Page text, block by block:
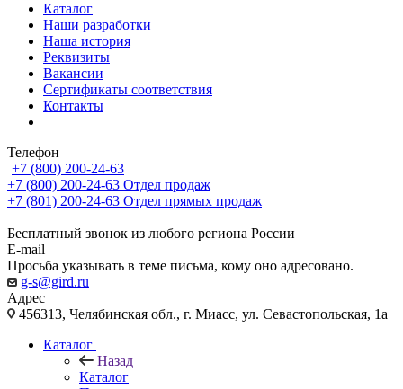
Каталог
Наши разработки
Наша история
Реквизиты
Вакансии
Сертификаты соответствия
Контакты
Телефон
+7 (800) 200-24-63
+7 (800) 200-24-63 Отдел продаж
+7 (801) 200-24-63 Отдел прямых продаж
Бесплатный звонок из любого региона России
E-mail
Просьба указывать в теме письма, кому оно адресовано.
g-s@gird.ru
Адрес
456313, Челябинская обл., г. Миасс, ул. Севастопольская, 1а
Каталог
Назад
Каталог